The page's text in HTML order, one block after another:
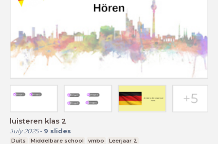
luisteren klas 2
July 2025- 9 slides
Duits Middelbare school vmbo Leerjaar 2